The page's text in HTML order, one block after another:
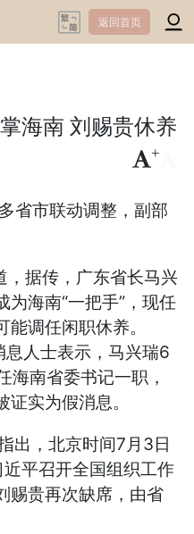
返回首页
海南 刘赐贵休养
+
市联动调整，副部
据传，广东省长马兴
海南“一把手”，现任
调任闲职休养。
人士表示，马兴瑞6
海南省委书记一职，
实为假消息。
，北京时间7月3日
平召开全国组织工作
赐贵再次缺席，由省